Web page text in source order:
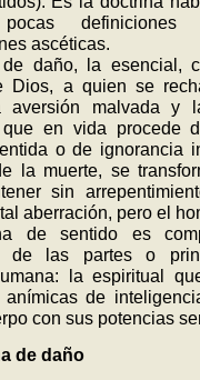
definiciones
ascéticas.
daño, la esencial,
Dios, a quien se
aversión malvada y
que en vida procede
o de ignorancia
la muerte, se
sin
aberración, pero el
sentido es
de las partes o
la espiritual
anímicas de
con sus potencias
de daño